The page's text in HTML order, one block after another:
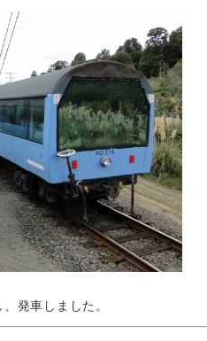
発車しました。